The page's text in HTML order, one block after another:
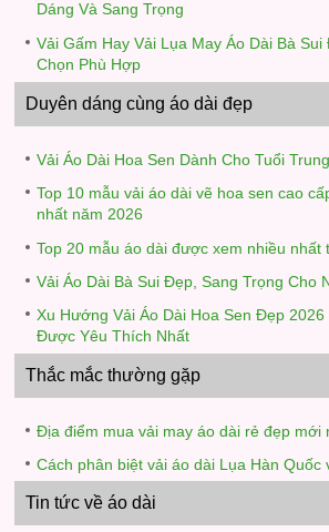
Dáng Và Sang Trọng
Vải Gấm Hay Vải Lụa May Áo Dài Bà
Chọn Phù Hợp
Duyên dáng cùng áo dài đẹp
Vải Áo Dài Hoa Sen Dành Cho Tuổi
Top 10 mẫu vải áo dài vẽ hoa sen cao
nhất năm 2026
Top 20 mẫu áo dài được xem nhiều nhất
Vải Áo Dài Bà Sui Đẹp, Sang Trọng Cho
Xu Hướng Vải Áo Dài Hoa Sen Đẹp 2026
Được Yêu Thích Nhất
Thắc mắc thường gặp
Địa điểm mua vải may áo dài rẻ đẹp mới
Cách phân biệt vải áo dài Lụa Hàn Quốc
Tin tức về áo dài